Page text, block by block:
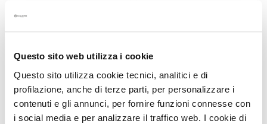
Questo sito web utilizza i cookie
Questo sito utilizza cookie tecnici, analitici e di
profilazione, anche di terze parti, per personalizzare i
contenuti e gli annunci, per fornire funzioni connesse con
i social media e per analizzare il traffico web. I cookie di
a
i
s
C
l
HYALURONIC ACID
SHAMPOO
Hydrating, for frequent use.
For all hair types.
Product not available
ACID CONDITIONER
For all hair types.
€28.50